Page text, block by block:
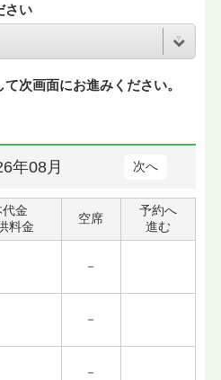
さい
次画面にお進みください。
年08月 次へ
金
料金
空席
予約へ
進む
－
－
－